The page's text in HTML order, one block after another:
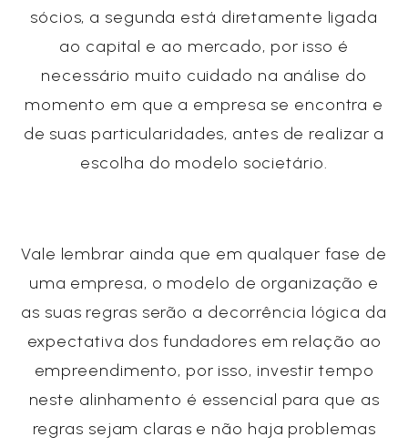
sócios, a segunda está diretamente ligada
ao capital e ao mercado, por isso é
necessário muito cuidado na análise do
momento em que a empresa se encontra e
de suas particularidades, antes de realizar a
escolha do modelo societário.
Vale lembrar ainda que em qualquer fase de
uma empresa, o modelo de organização e
as suas regras serão a decorrência lógica da
expectativa dos fundadores em relação ao
empreendimento, por isso, investir tempo
neste alinhamento é essencial para que as
regras sejam claras e não haja problemas